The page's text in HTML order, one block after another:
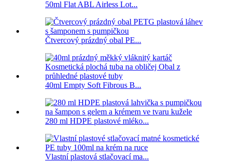
50ml Flat ABL Airless Lot...
Čtvercový prázdný obal PE...
40ml Empty Soft Fibrous B...
280 ml HDPE plastové mléko...
Vlastní plastová stlačovací ma...